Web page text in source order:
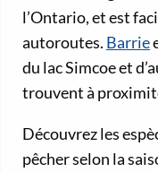
l’Ontario, et est
autoroutes. Barrie
du lac Simcoe et
trouvent à
Découvrez les
pêcher selon la